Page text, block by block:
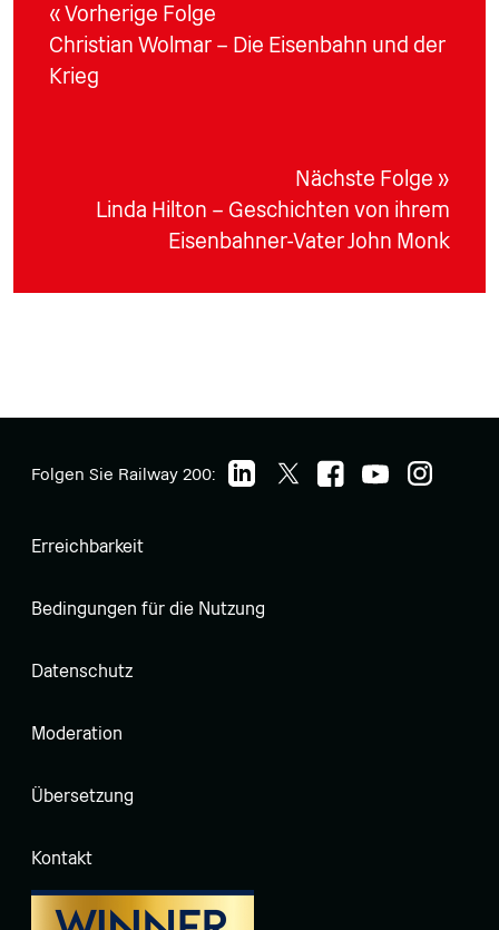
« Vorherige Folge
Christian Wolmar – Die Eisenbahn und der
Krieg
Nächste Folge »
Linda Hilton – Geschichten von ihrem
Eisenbahner-Vater John Monk
Folgen Sie Railway 200:
Erreichbarkeit
Bedingungen für die Nutzung
Datenschutz
Moderation
Übersetzung
Kontakt